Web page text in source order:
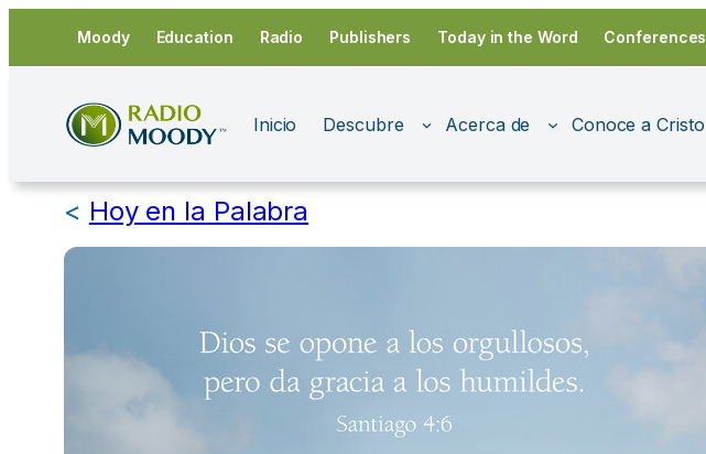
contenido
Moody Education Radio Publishers Today in the Word Conferences
Inicio Descubre Acerca de Conoce a Cristo
< Hoy en la Palabra